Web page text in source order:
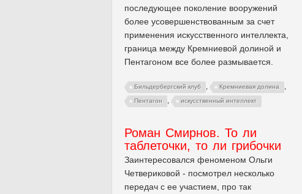
последующее поколение вооружений
более усовершенствованным за счет
применения искусственного интеллекта,
граница между Кремниевой долиной и
Пентагоном все более размывается.
Бильдербергский клуб , Кремниевая долина ,
Пентагон , искусственный интеллект
Роман Смирнов. То ли
таблеточки, то ли грибочки
Заинтересовался феноменом Ольги
Четвериковой - посмотрел несколько
передач с ее участием, про так